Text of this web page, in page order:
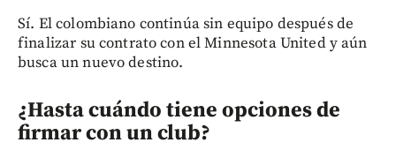
Sí. El colombiano continúa sin equipo después de
finalizar su contrato con el Minnesota United y aún
busca un nuevo destino.
¿Hasta cuándo tiene opciones de
firmar con un club?